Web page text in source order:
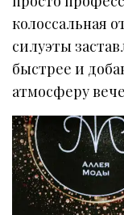
колоссальная
силуэты
быстрее и
атмосферу